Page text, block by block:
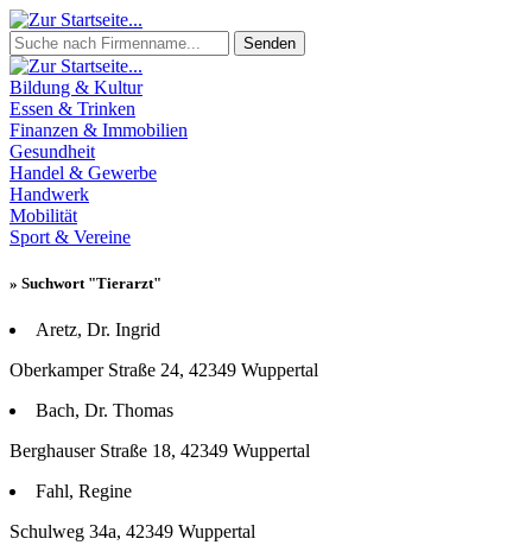
Senden
Bildung & Kultur
Essen & Trinken
Finanzen & Immobilien
Gesundheit
Handel & Gewerbe
Handwerk
Mobilität
Sport & Vereine
» Suchwort "Tierarzt"
Aretz, Dr. Ingrid
Oberkamper Straße 24, 42349 Wuppertal
Bach, Dr. Thomas
Berghauser Straße 18, 42349 Wuppertal
Fahl, Regine
Schulweg 34a, 42349 Wuppertal